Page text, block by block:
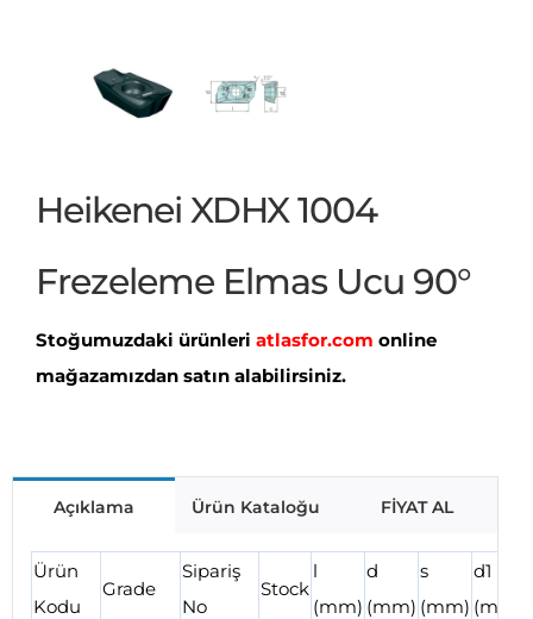
Heikenei XDHX 1004
Frezeleme Elmas Ucu 90°
Stoğumuzdaki ürünleri atlasfor.com online
mağazamızdan satın alabilirsiniz.
Açıklama Ürün Kataloğu FİYAT AL
Ürün
Kodu
Grade
Sipariş
No
Stock
l
(mm)
d
(mm)
s
(mm)
d1
(mm)